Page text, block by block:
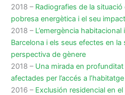
2018 – Radiografies de la situació
pobresa energètica i el seu
2018 – L’emergència
Barcelona i els seus efectes en la
perspectiva de gènere
2018 – Una mirada en
afectades per l’accés a
2016 – Exclusión residencial en